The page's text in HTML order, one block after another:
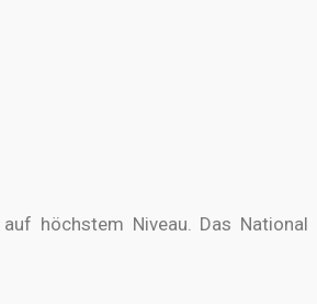
höchstem Niveau. Das National